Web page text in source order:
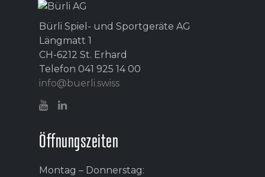
Bürli Spiel- und Sportgeräte AG
Längmatt 1
CH-6212 St. Erhard
Telefon 041 925 14 00
info@buerli.swiss
Öffnungszeiten
Montag – Donnerstag: